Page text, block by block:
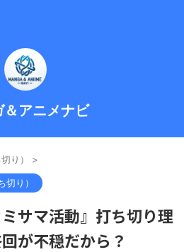
＆アニメナビ
り） >
切り）
ミサマ活動』打ち切り理
が不穏だから？